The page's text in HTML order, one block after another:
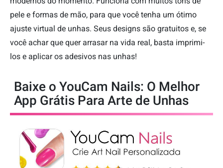
pele e formas de mão, para que você tenha um ótimo
ajuste virtual de unhas. Seus designs são gratuitos e, se
você achar que quer arrasar na vida real, basta imprimi-
los e aplicar os adesivos nas unhas!
Baixe o YouCam Nails: O Melhor
App Grátis Para Arte de Unhas